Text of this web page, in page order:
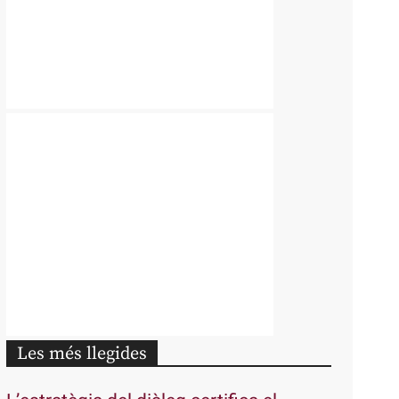
Les més llegides